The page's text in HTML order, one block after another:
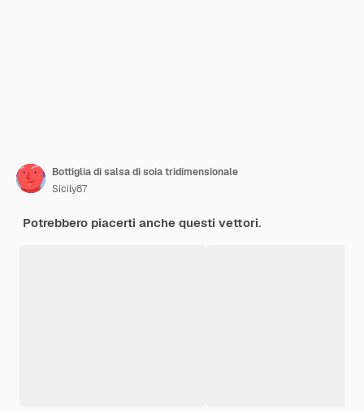
Bottiglia di salsa di soia tridimensionale
Sicily87
Potrebbero piacerti anche questi vettori.